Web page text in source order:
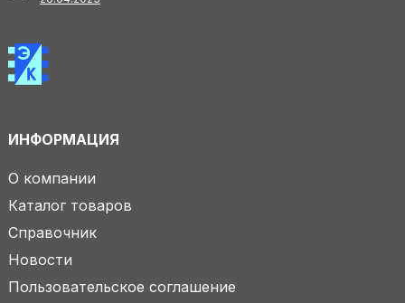
ИНФОРМАЦИЯ
О компании
Каталог товаров
Справочник
Новости
Пользовательское соглашение